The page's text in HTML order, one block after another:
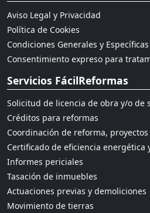
Aviso Legal y Privacidad
Política de Cookies
Condiciones Generales y
Consentimiento expreso para
Servicios FácilReformas
Solicitud de licencia de obra y/o de
Créditos para reformas
Coordinación de reforma,
Certificado de eficiencia energética
Informes periciales
Tasación de inmuebles
Actuaciones previas y demoliciones
Movimiento de tierras